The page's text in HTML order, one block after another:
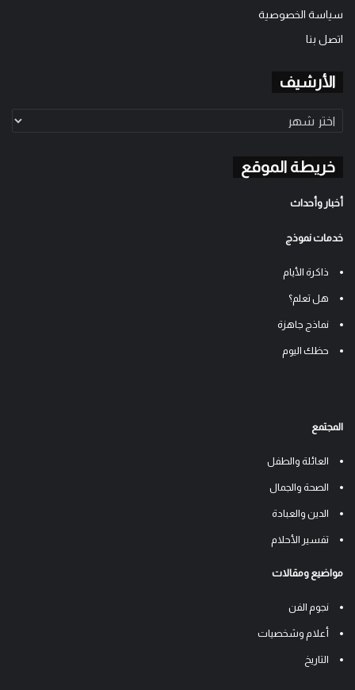
سياسة الخصوصية
اتصل بنا
الأرشيف
خريطة الموقع
أخبار وأحداث
خدمات نموذج
ذاكرة الأيام
هل تعلم؟
نماذج جاهزة
حظك اليوم
المجتمع
العائلة والطفل
الصحة والجمال
الدين والعبادة
تفسير الأحلام
مواضيع ومقالات
نجوم الفن
أعلام وشخصيات
التاريخ